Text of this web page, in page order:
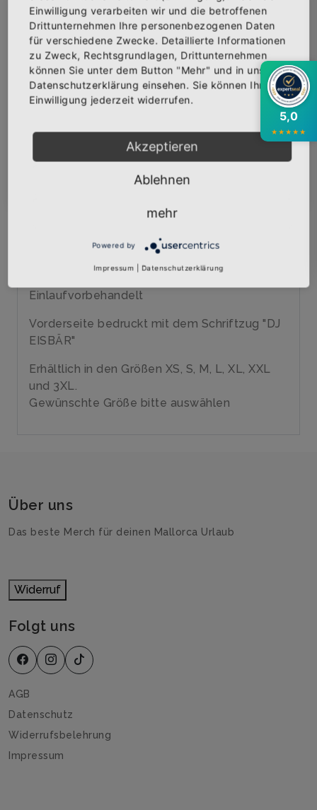
IN DEN WARENKORB
AUF DIE WUNSCHLISTE
BESCHREIBUNG INFOS BEWERTUNGEN
100% Baumwolle, ringgesponnenes Jersey
Einlaufvorbehandelt
Vorderseite bedruckt mit dem Schriftzug "DJ
EISBÄR"
Erhältlich in den Größen XS, S, M, L, XL, XXL
und 3XL.
Gewünschte Größe bitte auswählen
Über uns
Das beste Merch für deinen Mallorca Urlaub
Widerruf
Folgt uns
AGB
Datenschutz
Widerrufsbelehrung
Impressum
Abonniere jetzt unseren Newsletter
Bekomme die aktuellsten News über neue
Produkte und zudem einen 10% Gutschein für
deine nächste Bestellung.
Abonnieren
Einwilligung verarbeiten wir und die betroffenen
Drittunternehmen Ihre personenbezogenen Daten
für verschiedene Zwecke. Detaillierte Informationen
zu Zweck, Rechtsgrundlagen, Drittunternehmen
können Sie unter dem Button "Mehr" und in unserer
Datenschutzerklärung einsehen. Sie können Ihre
Einwilligung jederzeit widerrufen.
Akzeptieren
Ablehnen
mehr
Powered by
Impressum Datenschutzerklärung
5,0
★★★★★